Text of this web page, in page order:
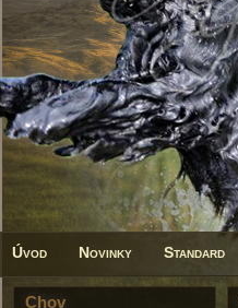
Úvod Novinky Standard
Chov